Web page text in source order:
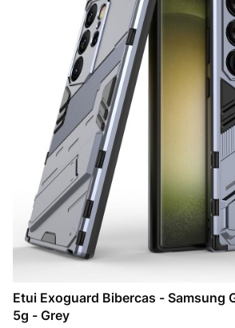
Etui Exoguard Bibercas - Samsung
5g - Grey